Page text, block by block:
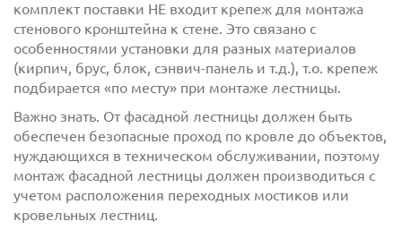
Отправить
комплект поставки НЕ входит крепеж для монтажа
стенового кронштейна к стене. Это связано с
особенностями установки для разных материалов
(кирпич, брус, блок, сэнвич-панель и т.д.), т.о. крепеж
подбирается «по месту» при монтаже лестницы.
Важно знать. От фасадной лестницы должен быть
обеспечен безопасные проход по кровле до объектов,
нуждающихся в техническом обслуживании, поэтому
монтаж фасадной лестницы должен производиться с
учетом расположения переходных мостиков или
кровельных лестниц.